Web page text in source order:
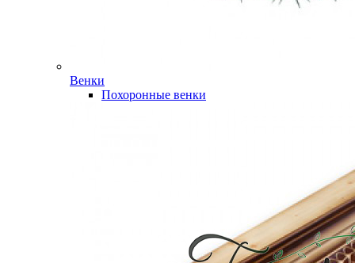
Венки
Похоронные венки